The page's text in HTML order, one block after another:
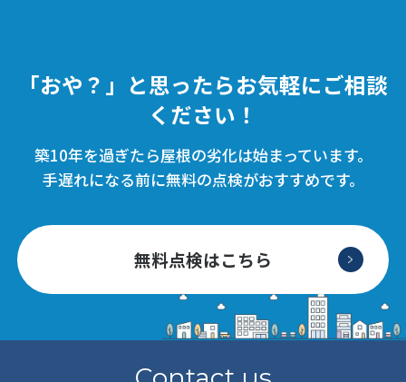
「おや？」と思ったらお気軽にご相談
ください！
築10年を過ぎたら屋根の劣化は始まっています。
手遅れになる前に無料の点検がおすすめです。
無料点検はこちら